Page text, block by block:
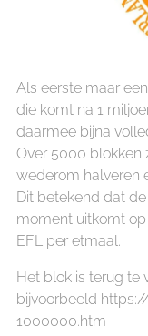
Als eerste maar
die komt na 1
daarmee bijna
Over 5000 blokken
wederom halveren
Dit betekend dat
moment uitkomt
EFL per etmaal.
Het blok is terug te
bijvoorbeeld
1000000.htm